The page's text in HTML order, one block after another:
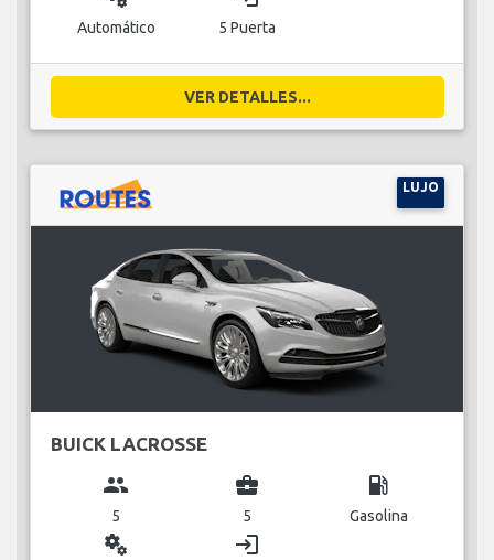
Automático 5 Puerta
VER DETALLES...
LUJO
BUICK LACROSSE
group
5
business_center
5
local_gas_station
Gasolina
miscellaneous_services login